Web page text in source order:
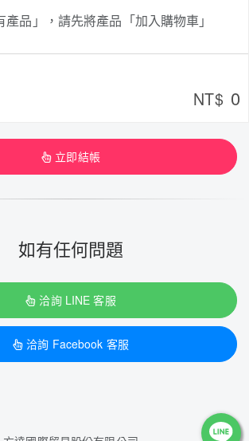
品」，請先將產品「加入購物車」
NT$ 0
立即結帳
如有任何問題
洽詢 LINE 客服
洽詢 Facebook 客服